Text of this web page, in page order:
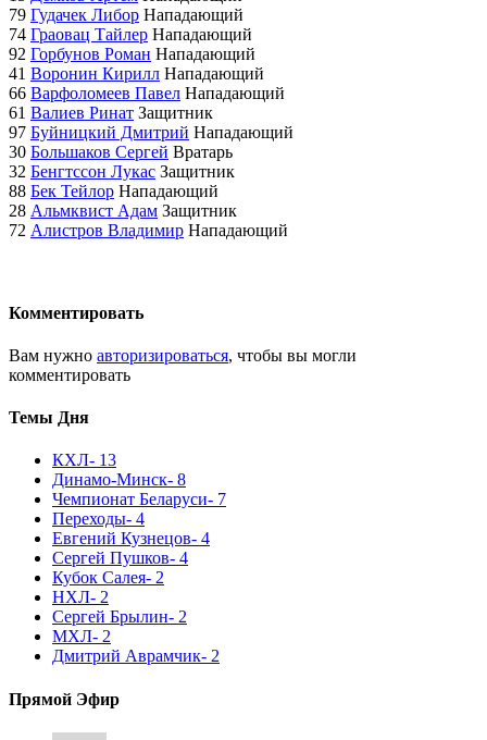
79 Гудачек Либор Нападающий
74 Граовац Тайлер Нападающий
92 Горбунов Роман Нападающий
41 Воронин Кирилл Нападающий
66 Варфоломеев Павел Нападающий
61 Валиев Ринат Защитник
97 Буйницкий Дмитрий Нападающий
30 Большаков Сергей Вратарь
32 Бенгтссон Лукас Защитник
88 Бек Тейлор Нападающий
28 Альмквист Адам Защитник
72 Алистров Владимир Нападающий
Комментировать
Вам нужно авторизироваться, чтобы вы могли
комментировать
Темы Дня
КХЛ- 13
Динамо-Минск- 8
Чемпионат Беларуси- 7
Переходы- 4
Евгений Кузнецов- 4
Сергей Пушков- 4
Кубок Салея- 2
НХЛ- 2
Сергей Брылин- 2
МХЛ- 2
Дмитрий Аврамчик- 2
Прямой Эфир